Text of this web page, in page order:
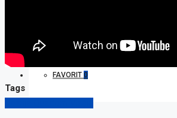
FAVORIT 0
Tags